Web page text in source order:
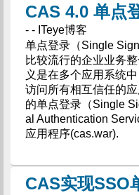
CAS 4.0 单点
- - ITeye博客
单点登录（Single
比较流行的企业业务
义是在多个应用系统
访问所有相互信任的
的单点登录（Single
al Authentication
应用程序(cas.war).
CAS实现SSO